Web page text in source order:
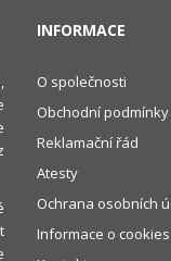
,
INFORMACE
O společnosti
Obchodní podmínky
Reklamační řád
Atesty
Ochrana osobních
Informace o cookies